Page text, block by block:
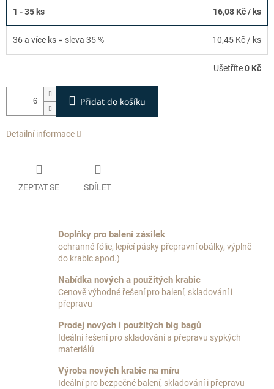
1 - 35 ks 16,08 Kč/ ks
36 a více ks = sleva 35 % 10,45 Kč / ks
Ušetříte0 Kč
Přidat do košíku
Detailní informace
ZEPTAT SE SDÍLET
Doplňky pro balení zásilek
ochranné fólie, lepící pásky přepravní obálky, výplně
do krabic apod.)
Nabídka nových a použitých krabic
Cenově výhodné řešení pro balení, skladování i
přepravu
Prodej nových i použitých big bagů
Ideální řešení pro skladování a přepravu sypkých
materiálů
Výroba nových krabic na míru
Ideální pro bezpečné balení, skladování i přepravu